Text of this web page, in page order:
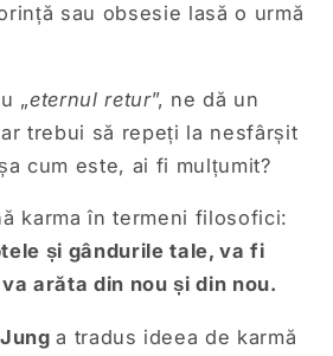
sau obsesie lasă o urmă
„eternul retur”, ne dă un
trebui să repeți la nesfârșit
cum este, ai fi mulțumit?
karma în termeni filosofici:
și gândurile tale, va fi
arăta din nou și din nou.
Junga tradus ideea de karmă